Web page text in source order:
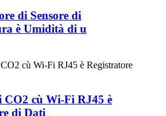
di Sensore di
è Umidità di u
cù Wi-Fi RJ45 è
di Dati